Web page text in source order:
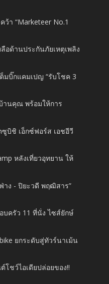
า “Marketeer No.1
อด้านประกันภัยเหตุเพลิง
มบิ๊กแคมเปญ “รับโชค 3
านคุณ พร้อมให้การ
บิชิ เอ็กซ์ฟอร์ส เอชอีวี
หลังเที่ยวอุทยาน ให้
ง - ปิยะวดี พฤฒิสาร”
บครัว 11 ที่นั่ง ไซส์ยักษ์
ยกระดับสู่ทัวร์นาเม้น
ชว์ไอเดียปล่อยของ!!